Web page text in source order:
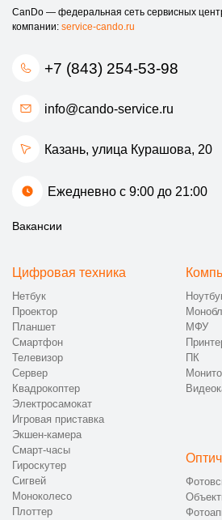
CanDo — федеральная сеть сервисных
компании: service-cando.ru
+7 (843) 254-53-98
info@cando-service.ru
Казань, улица Курашова, 20
Ежедневно с 9:00 до 21:00
Вакансии
Цифровая техника
Нетбук
Проектор
Планшет
Смартфон
Телевизор
Сервер
Квадрокоптер
Электросамокат
Игровая приставка
Экшен-камера
Смарт-часы
Гироскутер
Сигвей
Моноколесо
Плоттер
МФУ
ПК